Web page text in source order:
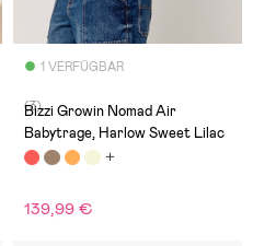
1 VERFÜGBAR
(3)
Bizzi Growin Nomad Air
Babytrage, Harlow Sweet Lilac
139,99 €